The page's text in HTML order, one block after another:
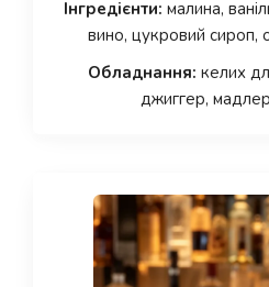
Інгредієнти: малина,
вино, цукровий
Обладнання: келих
джиггер,